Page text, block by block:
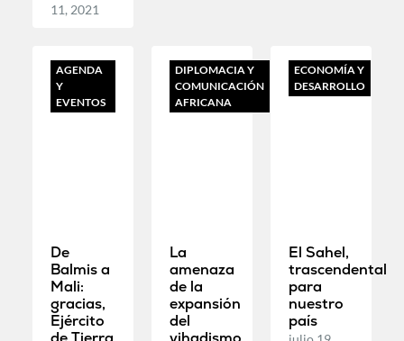
11, 2021
AGENDA
Y
EVENTOS
De
Balmis a
Mali:
gracias,
Ejército
DIPLOMACIA Y
COMUNICACIÓN
AFRICANA
La
amenaza
de la
expansión
del
ECONOMÍA Y
DESARROLLO
El Sahel,
trascendental
para
nuestro
país